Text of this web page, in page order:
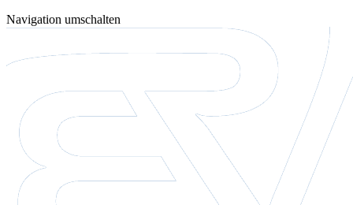
Navigation umschalten